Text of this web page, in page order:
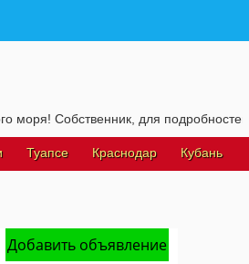
Добавить объявление
Кубань
Краснодар
Туапсе
для подробностей, жмите на